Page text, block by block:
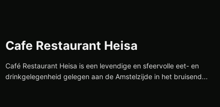
Cafe Restaurant Heisa
Café Restaurant Heisa is een levendige en sfeervolle eet- en
drinkgelegenheid gelegen aan de Amstelzijde in het bruisend...